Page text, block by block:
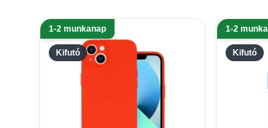
Kifutó
1-2 munkanap
Kifutó
1-2